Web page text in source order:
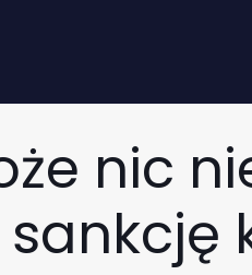
nic